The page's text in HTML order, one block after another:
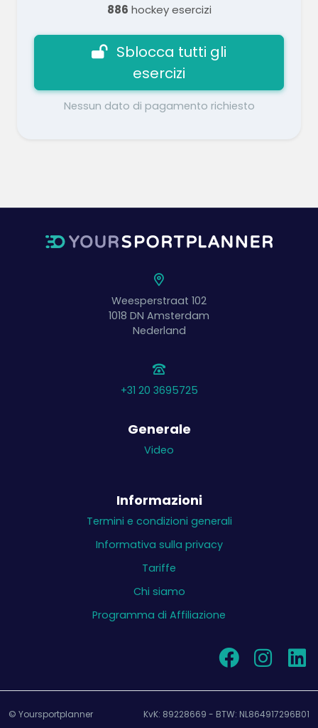
886 hockey esercizi
Sblocca tutti gli
esercizi
Nessun dato di pagamento richiesto
Weesperstraat 102
1018 DN Amsterdam
Nederland
+31 20 3695725
Generale
Video
Informazioni
Termini e condizioni generali
Informativa sulla privacy
Tariffe
Chi siamo
Programma di Affiliazione
© Yoursportplanner KvK: 89228669 - BTW: NL864917296B01